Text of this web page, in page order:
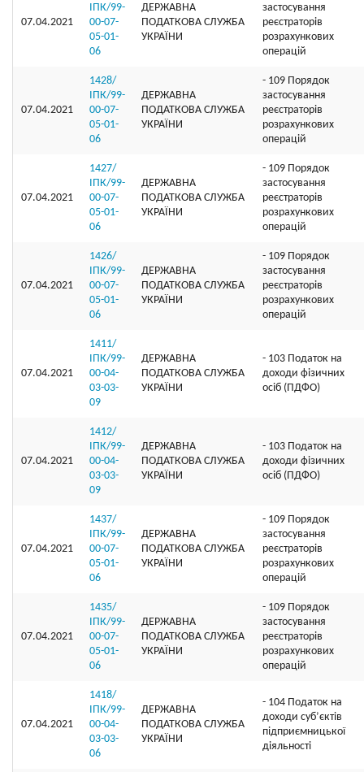
07.04.2021
ІПК/99-
00-07-
05-01-
06
ДЕРЖАВНА
ПОДАТКОВА СЛУЖБА
УКРАЇНИ
застосування
реєстраторів
розрахункових
операцій
07.04.2021
1428/
ІПК/99-
00-07-
05-01-
06
ДЕРЖАВНА
ПОДАТКОВА СЛУЖБА
УКРАЇНИ
- 109 Порядок
застосування
реєстраторів
розрахункових
операцій
07.04.2021
1427/
ІПК/99-
00-07-
05-01-
06
ДЕРЖАВНА
ПОДАТКОВА СЛУЖБА
УКРАЇНИ
- 109 Порядок
застосування
реєстраторів
розрахункових
операцій
07.04.2021
1426/
ІПК/99-
00-07-
05-01-
06
ДЕРЖАВНА
ПОДАТКОВА СЛУЖБА
УКРАЇНИ
- 109 Порядок
застосування
реєстраторів
розрахункових
операцій
07.04.2021
1411/
ІПК/99-
00-04-
03-03-
09
ДЕРЖАВНА
ПОДАТКОВА СЛУЖБА
УКРАЇНИ
- 103 Податок на
доходи фізичних
осіб (ПДФО)
07.04.2021
1412/
ІПК/99-
00-04-
03-03-
09
ДЕРЖАВНА
ПОДАТКОВА СЛУЖБА
УКРАЇНИ
- 103 Податок на
доходи фізичних
осіб (ПДФО)
07.04.2021
1437/
ІПК/99-
00-07-
05-01-
06
ДЕРЖАВНА
ПОДАТКОВА СЛУЖБА
УКРАЇНИ
- 109 Порядок
застосування
реєстраторів
розрахункових
операцій
07.04.2021
1435/
ІПК/99-
00-07-
05-01-
06
ДЕРЖАВНА
ПОДАТКОВА СЛУЖБА
УКРАЇНИ
- 109 Порядок
застосування
реєстраторів
розрахункових
операцій
07.04.2021
1418/
ІПК/99-
00-04-
03-03-
06
ДЕРЖАВНА
ПОДАТКОВА СЛУЖБА
УКРАЇНИ
- 104 Податок на
доходи суб’єктів
підприємницької
діяльності